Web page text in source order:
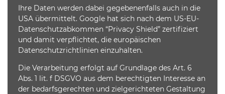
Ihre Daten werden dabei gegebenenfalls auch in die
USA übermittelt. Google hat sich nach dem US-EU-
Datenschutzabkommen “Privacy Shield” zertifiziert
und damit verpflichtet, die europäischen
Datenschutzrichtlinien einzuhalten.
Die Verarbeitung erfolgt auf Grundlage des Art. 6
Abs. 1 lit. f DSGVO aus dem berechtigten Interesse an
der bedarfsgerechten und zielgerichteten Gestaltung